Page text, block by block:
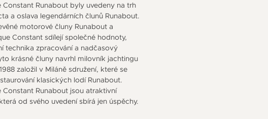
Constant Runabout byly uvedeny na trh
a oslava legendárních člunů Runabout.
motorové čluny Runabout a
Constant sdílejí společné hodnoty,
technika zpracování a nadčasový
krásné čluny navrhl milovník jachtingu
založil v Miláně sdružení, které se
klasických lodí Runabout.
Constant Runabout jsou atraktivní
od svého uvedení sbírá jen úspěchy.